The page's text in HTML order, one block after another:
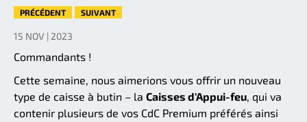
PRÉCÉDENT SUIVANT
15 NOV | 2023
Commandants !
Cette semaine, nous aimerions vous offrir un nouveau
type de caisse à butin – la Caisses d'Appui-feu, qui va
contenir plusieurs de vos CdC Premium préférés ainsi